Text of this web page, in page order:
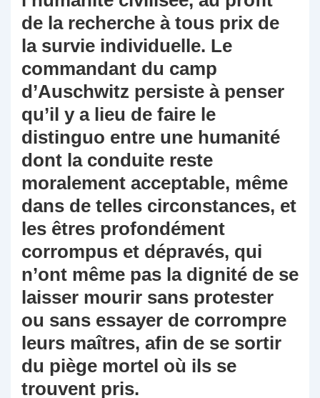
de la recherche à tous prix de
la survie individuelle. Le
commandant du camp
d’Auschwitz persiste à penser
qu’il y a lieu de faire le
distinguo entre une humanité
dont la conduite reste
moralement acceptable, même
dans de telles circonstances, et
les êtres profondément
corrompus et dépravés, qui
n’ont même pas la dignité de se
laisser mourir sans protester
ou sans essayer de corrompre
leurs maîtres, afin de se sortir
du piège mortel où ils se
trouvent pris.